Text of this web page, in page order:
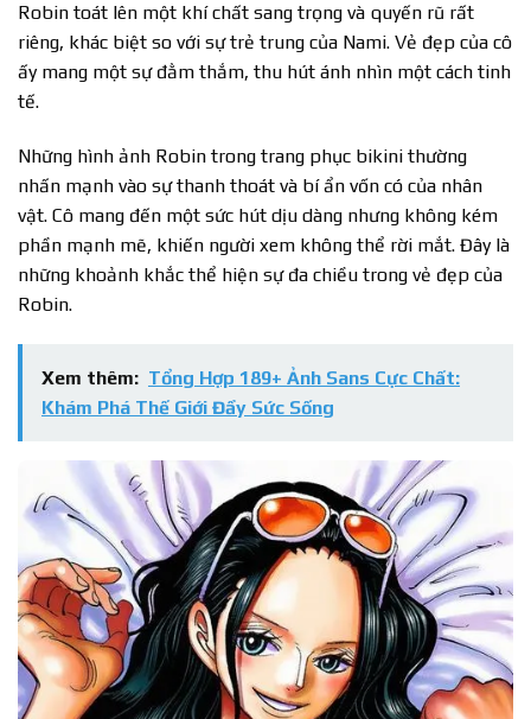
Robin toát lên một khí chất sang trọng và quyến rũ rất
riêng, khác biệt so với sự trẻ trung của Nami. Vẻ đẹp của cô
ấy mang một sự đằm thắm, thu hút ánh nhìn một cách tinh
tế.
Những hình ảnh Robin trong trang phục bikini thường
nhấn mạnh vào sự thanh thoát và bí ẩn vốn có của nhân
vật. Cô mang đến một sức hút dịu dàng nhưng không kém
phần mạnh mẽ, khiến người xem không thể rời mắt. Đây là
những khoảnh khắc thể hiện sự đa chiều trong vẻ đẹp của
Robin.
Xem thêm: Tổng Hợp 189+ Ảnh Sans Cực Chất:
Khám Phá Thế Giới Đầy Sức Sống